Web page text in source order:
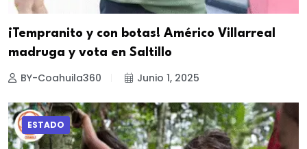
¡Tempranito y con botas! Américo Villarreal
madruga y vota en Saltillo
BY-Coahuila360 Junio 1, 2025
ESTADO